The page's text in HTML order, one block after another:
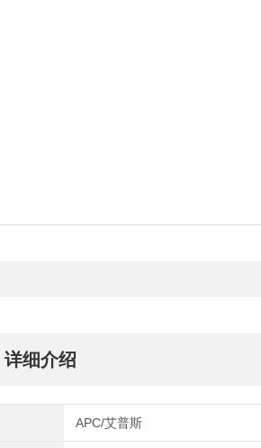
详细介绍
APC/艾普斯